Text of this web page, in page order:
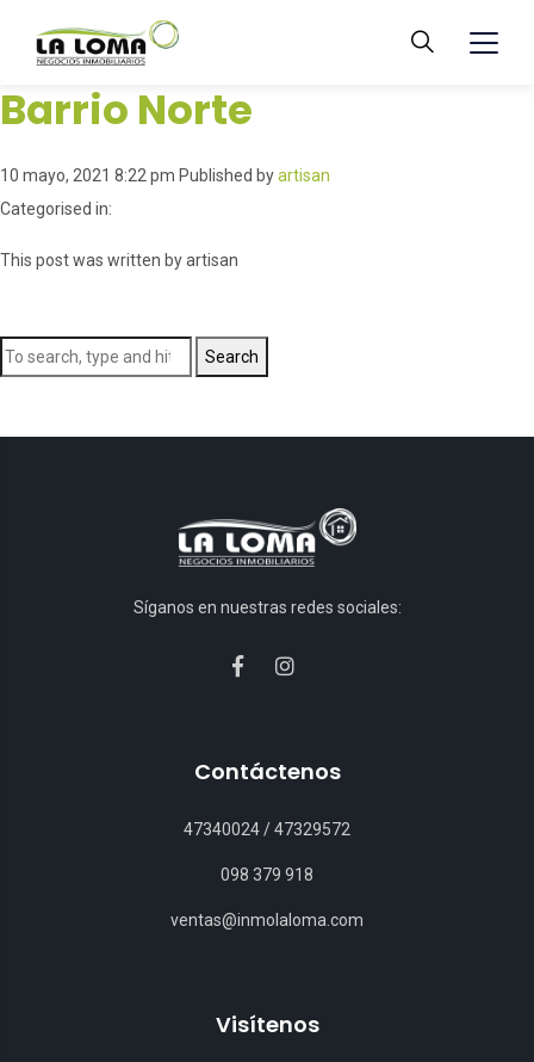
Barrio Norte
10 mayo, 2021 8:22 pm Published byartisan
Categorised in:
This post was written by artisan
Search
Síganos en nuestras redes sociales:
Contáctenos
47340024/47329572
098 379 918
ventas@inmolaloma.com
Visítenos